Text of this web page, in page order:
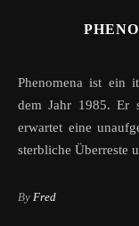
Phenomena ist ein italienischer Giallo von Dario Argento aus
dem Jahr 1985. Er
erwartet eine
sterbliche Überreste
By Fred